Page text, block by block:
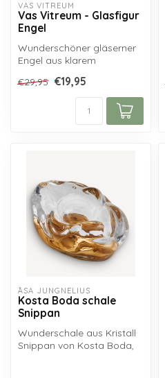
VAS VITREUM
Vas Vitreum - Glasfigur
Engel
Wunderschöner gläserner
Engel aus klarem
handgefertigt in...
€29,95 €19,95
ÅSA JUNGNELIUS
Kosta Boda schale
Snippan
Wunderschale aus Kristall
Snippan von Kosta Boda,